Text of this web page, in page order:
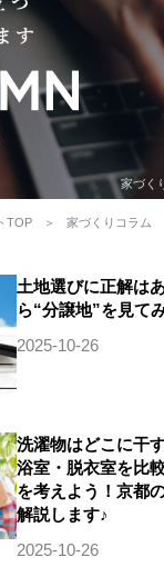
家づく
TOP 家づくりコラム
土地選びに正解は
ら“分譲地”を見て
2025-10-26
洗濯物はどこに干
浴室・脱衣室を比
を考えよう！京都
解説します♪
2025-10-26